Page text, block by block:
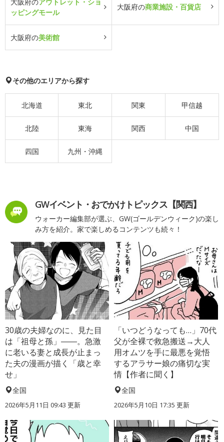
ッピングモール
大阪府の商業施設・百貨店
大阪府の美術館
その他のエリアから探す
北海道 東北 関東 甲信越
北陸 東海 関西 中国
四国 九州・沖縄
GWイベント・おでかけトピックス【関西】
ウォーカー編集部が選ぶ、GW(ゴールデンウィーク)の楽し
み方を紹介。家で楽しめるコンテンツも続々！
30歳の夫婦なのに、見た目
は「祖母と孫」――。急激
に老いる妻と成長が止まっ
た夫の漫画が描く「歳と幸
せ」
全国
2026年5月11日 09:43 更新
「いつどうなっても…」70代
父が全裸で救急搬送→大人
用オムツを手に最悪を覚悟
するアラサー娘の痛切な実
情【作者に聞く】
全国
2026年5月10日 17:35 更新